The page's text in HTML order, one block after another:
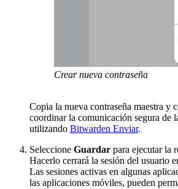
Crear nueva contraseña
Copia la nueva contraseña maestra y
coordinar la comunicación segura de
utilizando Bitwarden Enviar.
Seleccione Guardar para ejecutar la
Hacerlo cerrará la sesión del usuario
Las sesiones activas en algunas
las aplicaciones móviles, pueden